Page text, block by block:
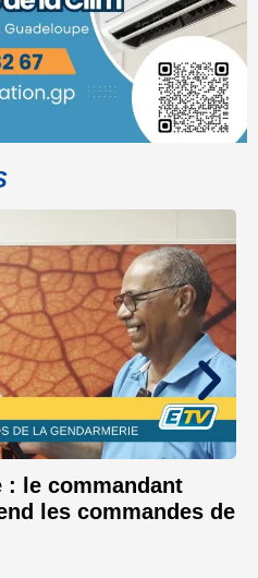
: le commandant
les commandes de